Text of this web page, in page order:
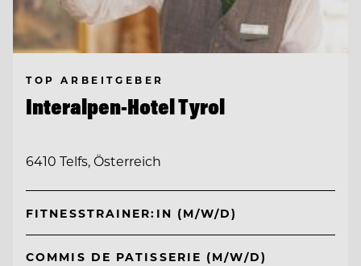
TOP ARBEITGEBER
Interalpen-Hotel Tyrol
6410 Telfs, Österreich
FITNESSTRAINER:IN (M/W/D)
COMMIS DE PATISSERIE (M/W/D)